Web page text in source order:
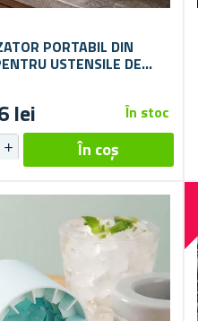
PORTABIL DIN
USTENSILE DE
lei În stoc